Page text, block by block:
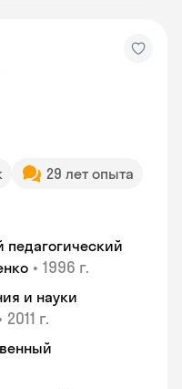
29 лет опыта
педагогический
• 1996 г.
и науки
2011 г.